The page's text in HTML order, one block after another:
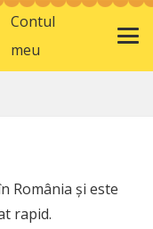
Contul
meu
România și este
rapid.